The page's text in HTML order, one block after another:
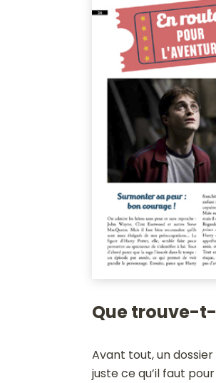
Que trouve-t-
Avant tout, un
juste ce qu’il faut